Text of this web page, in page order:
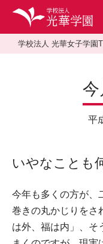
学校法人 光華女子学園
平
いやなことも
今年も多くの方が、
巻きの丸かじりをさ
は外、福は内」、そ